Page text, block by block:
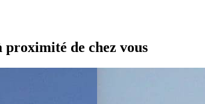
proximité de chez vous